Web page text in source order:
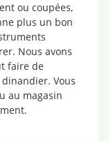
ou coupées,
plus un bon
Nous avons
faire de
dinandier. Vous
au magasin